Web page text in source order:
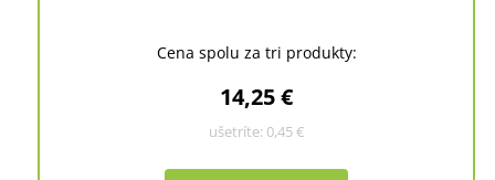
Cena spolu za tri produkty:
14,25 €
ušetríte: 0,45 €